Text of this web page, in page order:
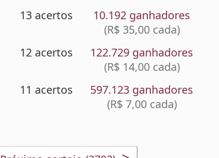
13 acertos
10.192 ganhadores
(R$ 35,00 cada)
12 acertos
122.729 ganhadores
(R$ 14,00 cada)
11 acertos
597.123 ganhadores
(R$ 7,00 cada)